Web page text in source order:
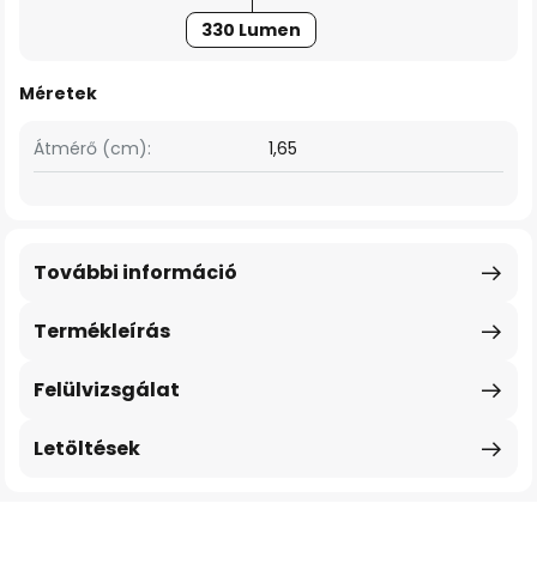
330 Lumen
Méretek
Átmérő (cm): 1,65
Termékleírás
További információ
Felülvizsgálat
Letöltések